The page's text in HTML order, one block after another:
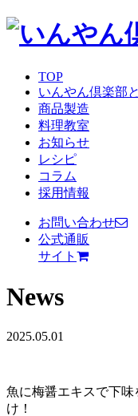
TOP
いんやん倶楽部
商品製造
料理教室
お知らせ
レシピ
コラム
採用情報
お問い合わせ
公式通販
サイト
News
2025.05.01
魚に梅醤エキスで下
け！